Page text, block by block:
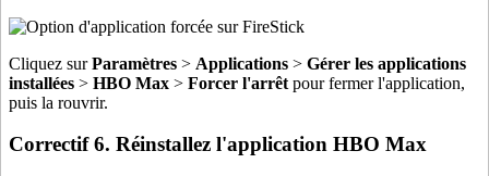
Cliquez surParamètres > Applications > Gérer les applications
installées > HBO Max > Forcer l'arrêt pour fermer l'application,
puis la rouvrir.
Correctif 6. Réinstallez l'application HBO Max